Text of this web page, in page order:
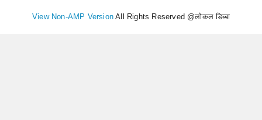
View Non-AMP Version All Rights Reserved @लोकल डिब्बा